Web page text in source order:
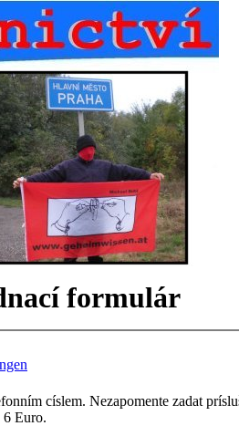
formulár
císlem. Nezapomente zadat
6 Euro.